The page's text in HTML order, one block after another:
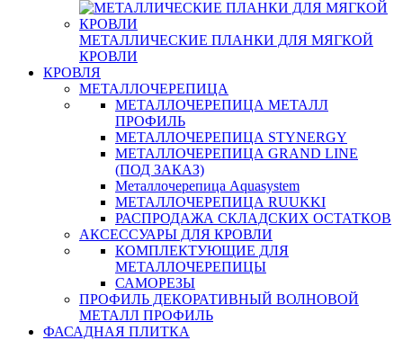
МЕТАЛЛИЧЕСКИЕ ПЛАНКИ ДЛЯ МЯГКОЙ
КРОВЛИ
КРОВЛЯ
МЕТАЛЛОЧЕРЕПИЦА
МЕТАЛЛОЧЕРЕПИЦА МЕТАЛЛ
ПРОФИЛЬ
МЕТАЛЛОЧЕРЕПИЦА STYNERGY
МЕТАЛЛОЧЕРЕПИЦА GRAND LINE
(ПОД ЗАКАЗ)
Металлочерепица Aquasystem
МЕТАЛЛОЧЕРЕПИЦА RUUKKI
РАСПРОДАЖА СКЛАДСКИХ ОСТАТКОВ
АКСЕССУАРЫ ДЛЯ КРОВЛИ
КОМПЛЕКТУЮЩИЕ ДЛЯ
МЕТАЛЛОЧЕРЕПИЦЫ
САМОРЕЗЫ
ПРОФИЛЬ ДЕКОРАТИВНЫЙ ВОЛНОВОЙ
МЕТАЛЛ ПРОФИЛЬ
ФАСАДНАЯ ПЛИТКА